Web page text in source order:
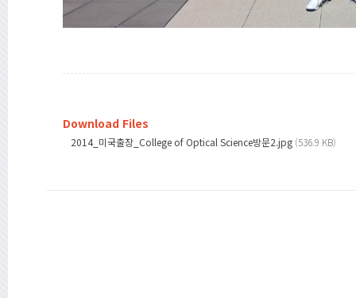
Download Files
2014_미국출장_College of Optical Science방문2.jpg(536.9 KB)